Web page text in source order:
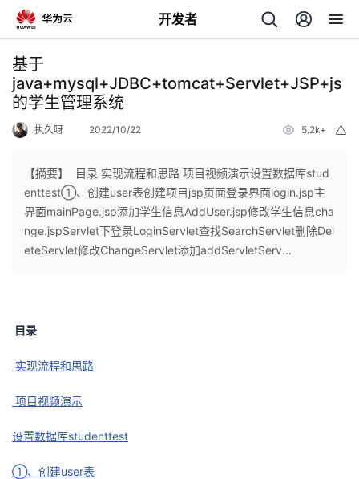
开发者
返
回
个
人
我
的
我
学
持
基于
java+mysql+JDBC+tomcat+Servlet+JSP+js
的学生管理系统
执久呀 2022/10/22 5.2k+
【摘要】 ​ 目录 实现流程和思路 项目视频演示设置数据库stud
enttest①、创建user表创建项目jsp页面登录界面login.jsp主
界面mainPage.jsp添加学生信息AddUser.jsp修改学生信息cha
nge.jspServlet下登录LoginServlet查找SearchServlet删除Del
eteServlet修改ChangeServlet添加addServletServ...
目录
实现流程和思路
项目视频演示
设置数据库studenttest
①、创建user表